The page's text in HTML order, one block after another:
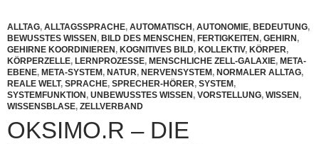
ALLTAG, ALLTAGSSPRACHE, AUTOMATISCH, AUTONOMIE, BEDEUTUNG,
BEWUSSTES WISSEN, BILD DES MENSCHEN, FERTIGKEITEN, GEHIRN,
GEHIRNE KOORDINIEREN, KOGNITIVES BILD, KOLLEKTIV, KÖRPER,
KÖRPERZELLE, LERNPROZESSE, MENSCHLICHE ZELL-GALAXIE, META-
EBENE, META-SYSTEM, NATUR, NERVENSYSTEM, NORMALER ALLTAG,
REALE WELT, SPRACHE, SPRECHER-HÖRER, SYSTEM,
SYSTEMFUNKTION, UNBEWUSSTES WISSEN, VORSTELLUNG, WISSEN,
WISSENSBLASE, ZELLVERBAND
OKSIMO.R – DIE